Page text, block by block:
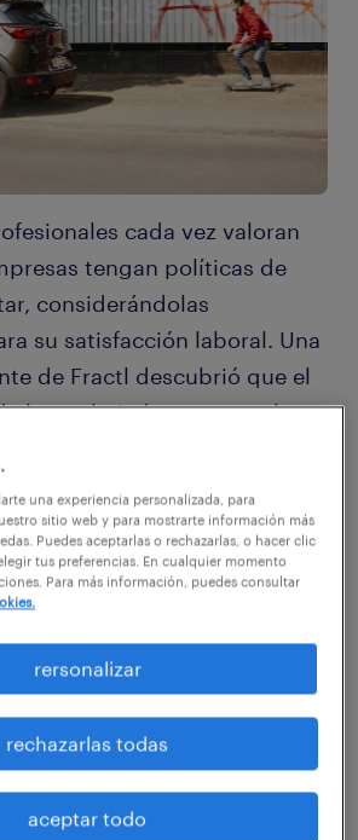
cada vez valoran
tengan políticas de
considerándolas
su satisfacción laboral. Una
de Fractl descubrió que el
los trabajadores pensaría
de salud, aunque el salario
un buen seguro de
otorgar beneficios para
médicos de sus
una experiencia personalizada, para
sitio web y para mostrarte información más
Puedes aceptarlas o rechazarlas, o hacer clic
tus preferencias. En cualquier momento
Para más información, puedes consultar
rersonalizar
rechazarlas todas
aceptar todo